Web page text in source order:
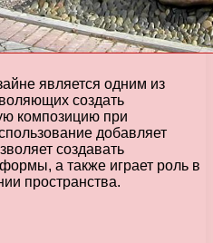
является одним из
создать
композицию при
добавляет
создавать
а также играет роль в
пространства.